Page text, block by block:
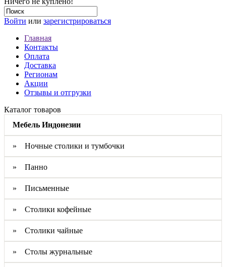
Войти или зарегистрироваться
Главная
Контакты
Оплата
Доставка
Регионам
Акции
Отзывы и отгрузки
Каталог товаров
Мебель Индонезии
» Ночные столики и тумбочки
» Панно
» Письменные
» Столики кофейные
» Столики чайные
» Столы журнальные